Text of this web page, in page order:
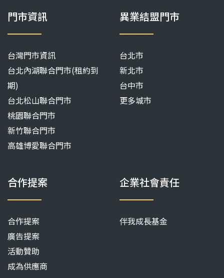
門市資訊
台灣門市資訊
台北內湖聯合門市(租約到
期)
台北松山聯合門市
桃園聯合門市
新竹聯合門市
高雄博愛聯合門市
異業結盟門市
台北市
新北市
台中市
更多城市
合作提案
合作提案
廣告提案
活動贊助
成為供應商
企業社會責任
伴我成長基金